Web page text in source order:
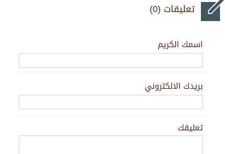
تعليقات (0)
اسمك الكريم
بريدك الالكتروني
تعليقك